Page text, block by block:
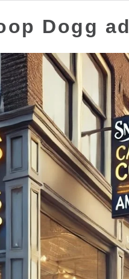
Dogg